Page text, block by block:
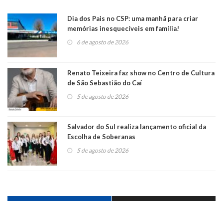
Dia dos Pais no CSP: uma manhã para criar
memórias inesquecíveis em família!
6 de agosto de 2026
Renato Teixeira faz show no Centro de Cultura
de São Sebastião do Caí
5 de agosto de 2026
Salvador do Sul realiza lançamento oficial da
Escolha de Soberanas
5 de agosto de 2026